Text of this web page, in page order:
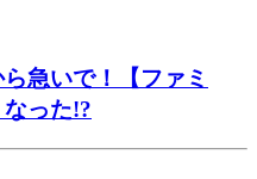
急いで！【ファミ
った!?